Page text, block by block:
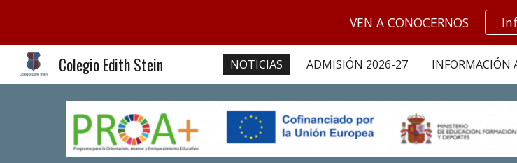
Skip to main content
VEN A CONOCERNOS
Colegio Edith Stein NOTICIAS ADMISIÓN 2026-27